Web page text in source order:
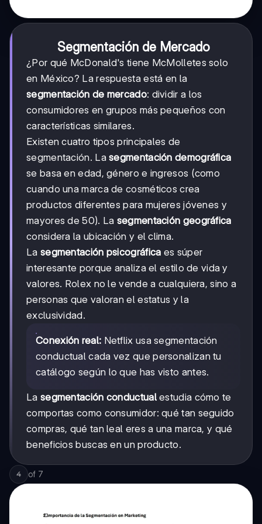
Segmentación de Mercado
¿Por qué McDonald's tiene McMolletes solo
en México? La respuesta está en la
segmentación de mercado: dividir a los
consumidores en grupos más pequeños con
características similares.
Existen cuatro tipos principales de
segmentación. Lasegmentación demográfica
se basa en edad, género e ingresos (como
cuando una marca de cosméticos crea
productos diferentes para mujeres jóvenes y
mayores de 50). La segmentación geográfica
considera la ubicación y el clima.
La segmentación psicográfica es súper
interesante porque analiza el estilo de vida y
valores. Rolex no le vende a cualquiera, sino a
personas que valoran el estatus y la
exclusividad.
Conexión real: Netflix usa segmentación
conductual cada vez que personalizan tu
catálogo según lo que has visto antes.
La segmentación conductualestudia cómo te
comportas como consumidor: qué tan seguido
compras, qué tan leal eres a una marca, y qué
beneficios buscas en un producto.
4 of 7